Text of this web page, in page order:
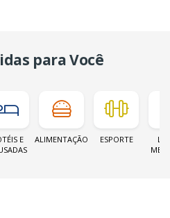
para Você
E
ALIMENTAÇÃO ESPORTE